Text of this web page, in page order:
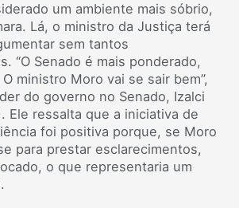
um ambiente mais sóbrio,
Lá, o ministro da Justiça terá
sem tantos
“O Senado é mais ponderado,
ministro Moro vai se sair bem”,
do governo no Senado, Izalci
Ele ressalta que a iniciativa de
foi positiva porque, se Moro
para prestar esclarecimentos,
o que representaria um